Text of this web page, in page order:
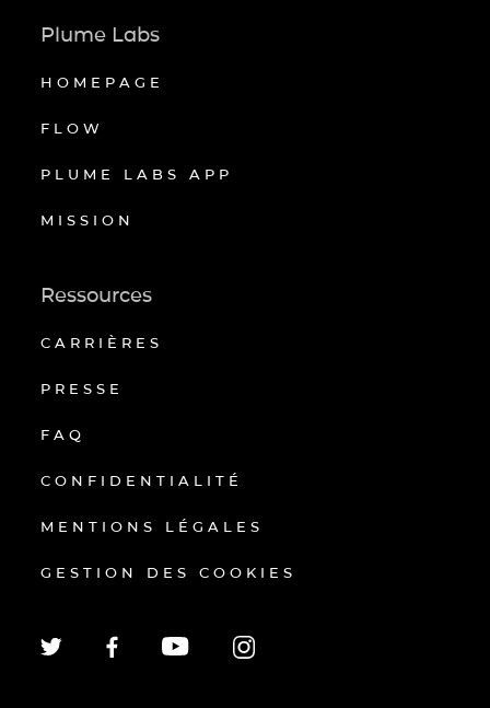
Plume Labs
HOMEPAGE
FLOW
PLUME LABS APP
MISSION
Ressources
CARRIÈRES
PRESSE
FAQ
CONFIDENTIALITÉ
MENTIONS LÉGALES
GESTION DES COOKIES